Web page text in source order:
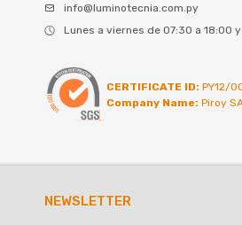
info@luminotecnia.com.py
Lunes a viernes de 07:30 a 18:00
CERTIFICATE ID: PY12/
Company Name: Piroy
NEWSLETTER